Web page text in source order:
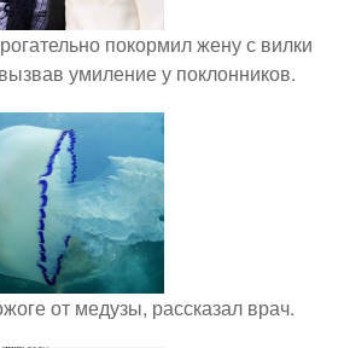
покормил жену с вилки
умиление у поклонников.
от медузы, рассказал врач.